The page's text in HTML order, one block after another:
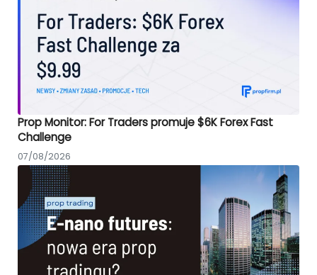
Prop Monitor: For Traders promuje $6K Forex Fast
Challenge
07/08/2026